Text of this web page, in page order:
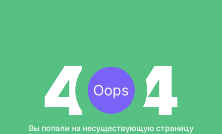
Oops
Вы попали на несуществующую страницу